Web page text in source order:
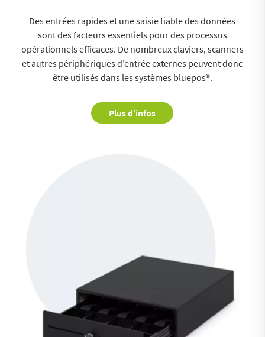
Des entrées rapides et une saisie fiable des données
sont des facteurs essentiels pour des processus
opérationnels efficaces. De nombreux claviers, scanners
et autres périphériques d’entrée externes peuvent donc
être utilisés dans les systèmes bluepos®.
Plus d’infos